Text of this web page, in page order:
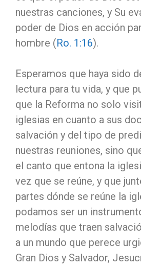
nuestras canciones, y Su
poder de Dios en acción
hombre (Ro. 1:16).
Esperamos que haya sido
lectura para tu vida, y que
que la Reforma no solo
iglesias en cuanto a sus
salvación y del tipo de
nuestras reuniones, sino
el canto que entona la
vez que se reúne, y que
partes dónde se reúne la
podamos ser un
melodías que traen
a un mundo que perece
Gran Dios y Salvador,